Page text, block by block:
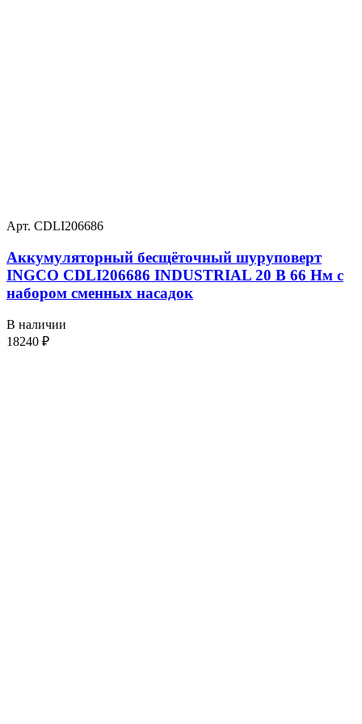
Арт. CDLI206686
Аккумуляторный бесщёточный шуруповерт
INGCO CDLI206686 INDUSTRIAL 20 В 66 Нм с
набором сменных насадок
В наличии
18240 ₽